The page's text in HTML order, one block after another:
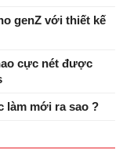
genZ với thiết kế
cực nét được
làm mới ra sao ?